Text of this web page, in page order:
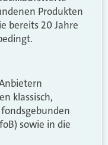
Produkten
bereits 20 Jahre
klassisch,
sowie in die